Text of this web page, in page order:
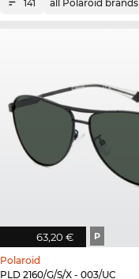
141 all Polaroid brands
63,20 € P
Polaroid
PLD 2160/G/S/X - 003/UC